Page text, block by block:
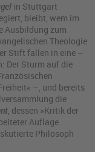
in Stuttgart
bleibt, wem im
Ausbildung zum
Theologie
Stift fallen in eine –
Der Sturm auf die
–, und bereits
die
, dessen »Kritik der
Auflage
Philosoph